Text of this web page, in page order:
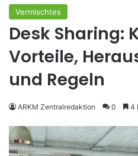
Vermischtes
Desk Sharing:
Vorteile,
und Regeln
ARKM Zentralredaktion 0 4